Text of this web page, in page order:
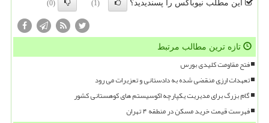
این مطلب نیوباکس را پسندیدید؟ (1)
(0)
تازه ترین مطالب مرتبط
فتح مقاومت کلیدی بورس
تعهدات ارزی منقضی شده به دادستانی و تعزیرات می رود
گام بزرگ برای مدیریت یکپارچه اکوسیستم های کوهستانی کشور
فهرست قیمت خرید مسکن در منطقه ۴ تهران